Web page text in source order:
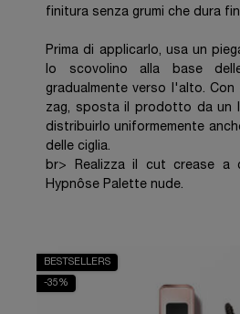
finitura senza grumi che dura
Prima di applicarlo, usa un
lo scovolino alla base
gradualmente verso l'alto. Con
zag, sposta il prodotto da un
distribuirlo uniformemente
delle ciglia.
br> Realizza il cut crease a
Hypnôse Palette nude.
BESTSELLERS
-35%